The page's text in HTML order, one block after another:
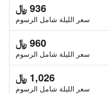
936 ﷼
سعر الليلة شامل الرسوم
960 ﷼
سعر الليلة شامل الرسوم
1,026 ﷼
سعر الليلة شامل الرسوم